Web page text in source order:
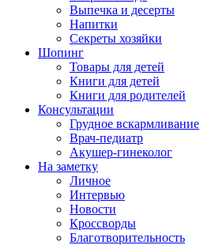
Выпечка и десерты
Напитки
Секреты хозяйки
Шопинг
Товары для детей
Книги для детей
Книги для родителей
Консультации
Грудное вскармливание
Врач-педиатр
Акушер-гинеколог
На заметку
Личное
Интервью
Новости
Кроссворды
Благотворительность